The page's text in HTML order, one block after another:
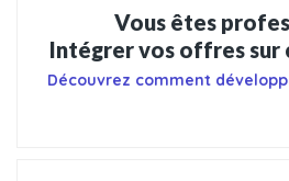
Vous êtes
Intégrer vos offres sur
Découvrez comment